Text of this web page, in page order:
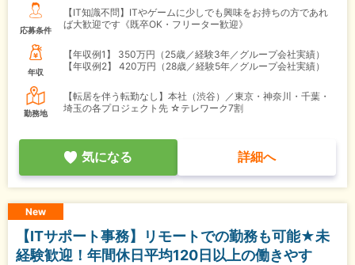
応募条件
【IT知識不問】ITやゲームに少しでも興味をお持ちの方であれ
ば大歓迎です《既卒OK・フリーター歓迎》
年収
【年収例1】
350万円（25歳／経験3年／グループ会社実績）
【年収例2】
420万円（28歳／経験5年／グループ会社実績）
勤務地
【転居を伴う転勤なし】本社（渋谷）／東京・神奈川・千葉・
埼玉の各プロジェクト先 ☆テレワーク7割
気になる 詳細へ
New
【ITサポート事務】リモートでの勤務も可能★未
経験歓迎！年間休日平均120日以上の働きやす